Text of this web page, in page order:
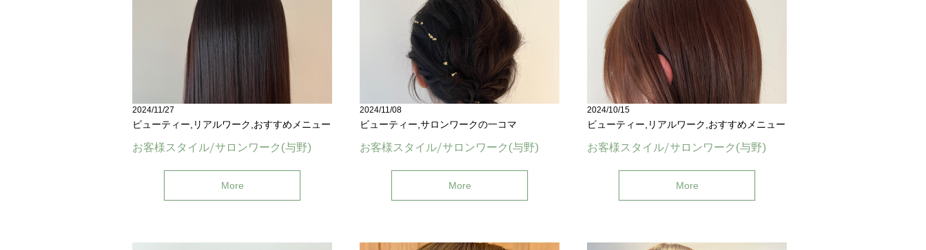
2024/11/27
ビューティー,リアルワーク,おすすめメニュー
お客様スタイル/サロンワーク(与野)
More
2024/11/08
ビューティー,サロンワークの一コマ
お客様スタイル/サロンワーク(与野)
More
2024/10/15
ビューティー,リアルワーク,おすすめメニュー
お客様スタイル/サロンワーク(与野)
More